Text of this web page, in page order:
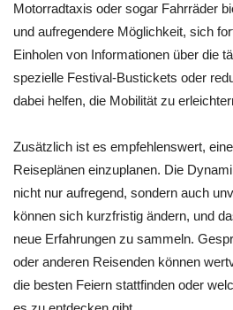
Motorradtaxis oder sogar Fahrräder
und aufregendere Möglichkeit, sich
Einholen von Informationen über die
spezielle Festival-Bustickets oder
dabei helfen, die Mobilität zu
Zusätzlich ist es empfehlenswert,
Reiseplänen einzuplanen. Die
nicht nur aufregend, sondern auch
können sich kurzfristig ändern, und
neue Erfahrungen zu sammeln.
oder anderen Reisenden können
die besten Feiern stattfinden oder